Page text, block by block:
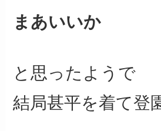
まあいいか
と思ったようで
結局甚平を着て登